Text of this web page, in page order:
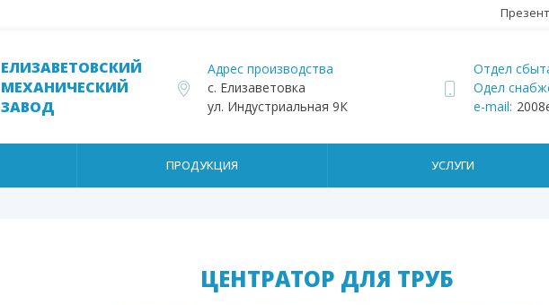
ЕЛИЗАВЕТОВСКИЙ
МЕХАНИЧЕСКИЙ
ЗАВОД
Адрес производства
с. Елизаветовка
ул. Индустриальная 9К
Отдел
Одел
e-mail:
ПРОДУКЦИЯ УСЛУГИ
ЦЕНТРАТОР ДЛЯ ТРУБ